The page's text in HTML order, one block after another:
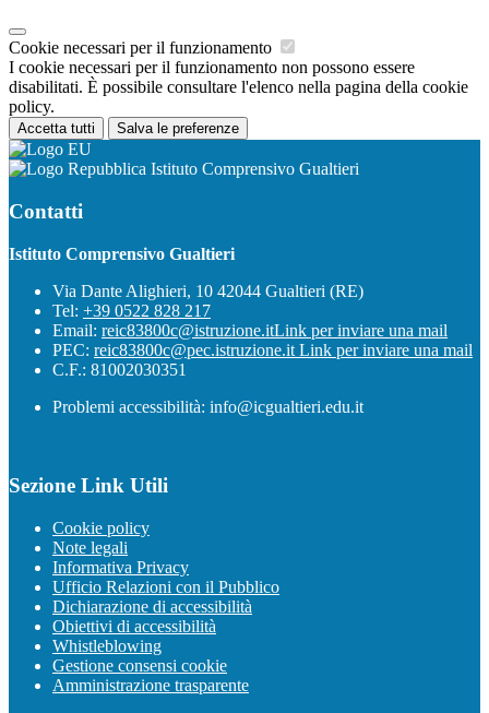
Cookie necessari per il funzionamento
I cookie necessari per il funzionamento non possono essere
disabilitati. È possibile consultare l'elenco nella pagina della cookie
policy.
Accetta tutti Salva le preferenze
Istituto Comprensivo Gualtieri
Contatti
Istituto Comprensivo Gualtieri
Via Dante Alighieri, 10 42044 Gualtieri (RE)
Tel: +39 0522 828 217
Email: reic83800c@istruzione.itLink per inviare una mail
PEC: reic83800c@pec.istruzione.it Link per inviare una mail
C.F.: 81002030351
Problemi accessibilità: info@icgualtieri.edu.it
Sezione Link Utili
Cookie policy
Note legali
Informativa Privacy
Ufficio Relazioni con il Pubblico
Dichiarazione di accessibilità
Obiettivi di accessibilità
Whistleblowing
Gestione consensi cookie
Amministrazione trasparente